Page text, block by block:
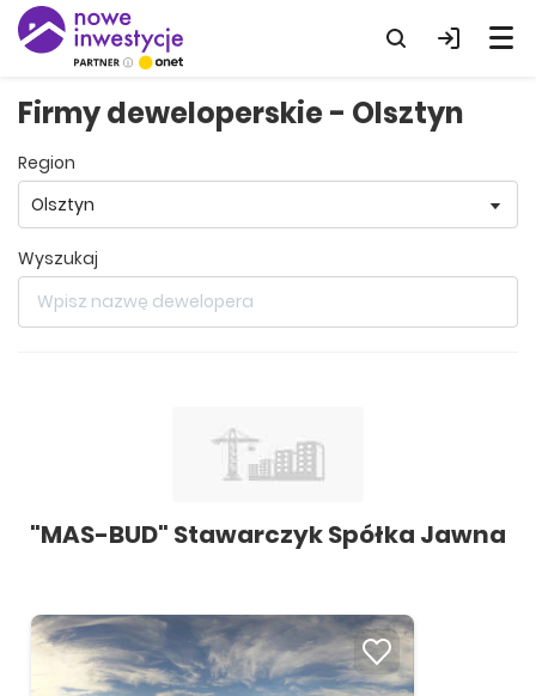
Firmy deweloperskie - Olsztyn
region
wyszukaj
"MAS-BUD" Stawarczyk Spółka Jawna